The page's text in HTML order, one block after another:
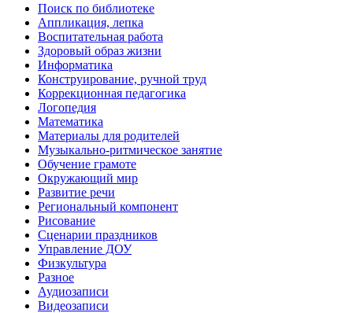
Поиск по библиотеке
Аппликация, лепка
Воспитательная работа
Здоровый образ жизни
Информатика
Конструирование, ручной труд
Коррекционная педагогика
Логопедия
Математика
Материалы для родителей
Музыкально-ритмическое занятие
Обучение грамоте
Окружающий мир
Развитие речи
Региональный компонент
Рисование
Сценарии праздников
Управление ДОУ
Физкультура
Разное
Аудиозаписи
Видеозаписи